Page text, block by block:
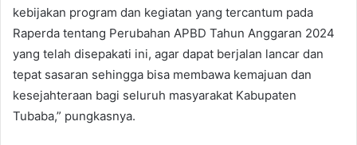
kebijakan program dan kegiatan yang tercantum pada
Raperda tentang Perubahan APBD Tahun Anggaran 2024
yang telah disepakati ini, agar dapat berjalan lancar dan
tepat sasaran sehingga bisa membawa kemajuan dan
kesejahteraan bagi seluruh masyarakat Kabupaten
Tubaba,” pungkasnya.